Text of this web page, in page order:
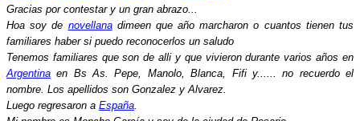
Gracias por contestar y un gran abrazo...
Hoa soy de novellanadimeen que año marcharon o cuantos tienen tus
familiares haber si puedo reconocerlos un saludo
Tenemos familiares que son de alli y que vivieron durante varios años en
Argentina en Bs As. Pepe, Manolo, Blanca, Fifi y...... no recuerdo el
nombre. Los apellidos son Gonzalez y Alvarez.
Luego regresaron a España.